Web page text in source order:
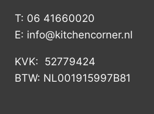
T: 06 41660020
E: info@kitchencorner.nl
KVK: 52779424
BTW: NL001915997B81